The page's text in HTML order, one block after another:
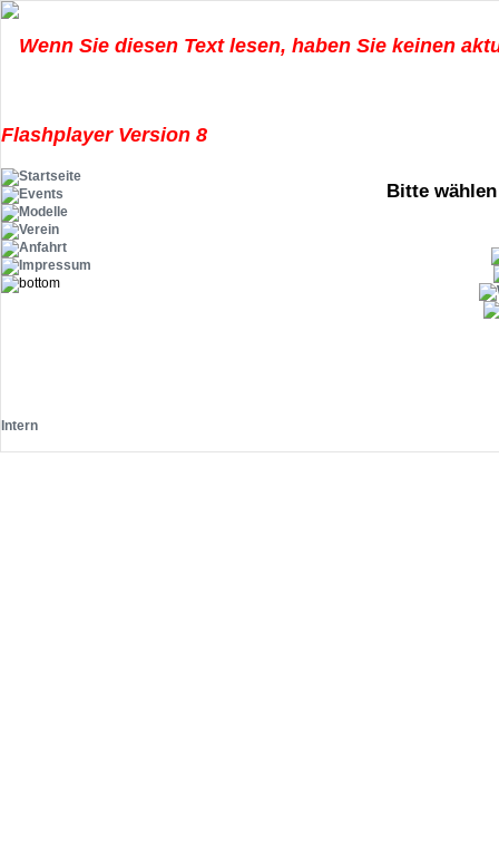
Bitte
Intern